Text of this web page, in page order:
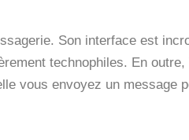
Son interface est
technophiles. En outre,
vous envoyez un message